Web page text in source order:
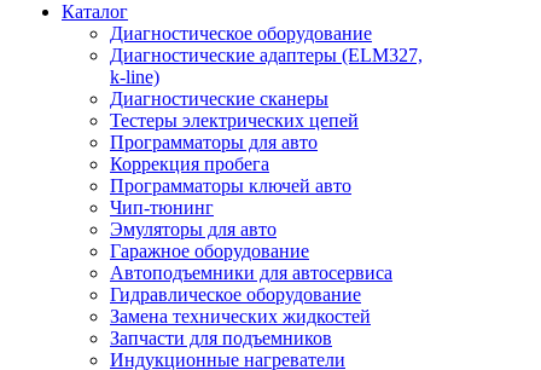
Каталог
Диагностическое оборудование
Диагностические адаптеры (ELM327,
k-line)
Диагностические сканеры
Тестеры электрических цепей
Программаторы для авто
Коррекция пробега
Программаторы ключей авто
Чип-тюнинг
Эмуляторы для авто
Гаражное оборудование
Автоподъемники для автосервиса
Гидравлическое оборудование
Замена технических жидкостей
Запчасти для подъемников
Индукционные нагреватели